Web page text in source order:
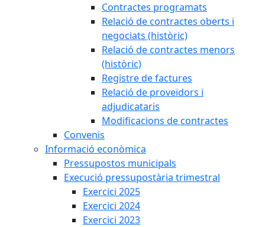
Contractes programats
Relació de contractes oberts i
negociats (històric)
Relació de contractes menors
(històric)
Registre de factures
Relació de proveïdors i
adjudicataris
Modificacions de contractes
Convenis
Informació econòmica
Pressupostos municipals
Execució pressupostària trimestral
Exercici 2025
Exercici 2024
Exercici 2023